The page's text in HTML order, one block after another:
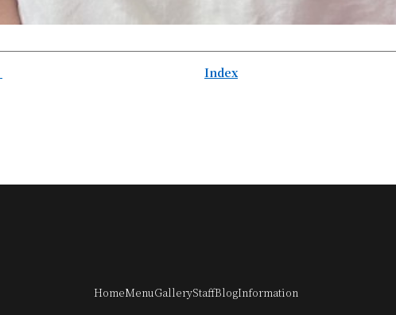
Index
HomeMenuGalleryStaffBlogInformation